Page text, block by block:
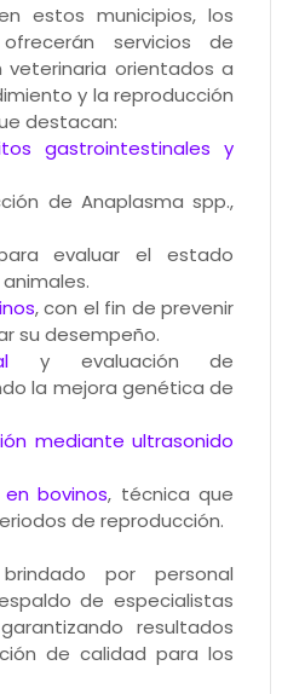
estos municipios, los
servicios de
orientados a
y la reproducción
destacan:
gastrointestinales y
de Anaplasma spp.,
evaluar el estado
, con el fin de prevenir
su desempeño.
y evaluación de
la mejora genética de
mediante ultrasonido
bovinos, técnica que
de reproducción.
por personal
de especialistas
resultados
de calidad para los